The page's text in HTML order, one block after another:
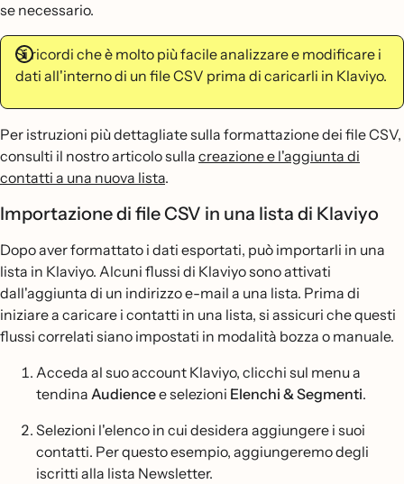
se necessario.
Si ricordi che è molto più facile analizzare e modificare i
dati all'interno di un file CSV prima di caricarli in Klaviyo.
Per istruzioni più dettagliate sulla formattazione dei file CSV,
consulti il nostro articolo sulla creazione e l'aggiunta di
contatti a una nuova lista.
Importazione di file CSV in una lista di Klaviyo
Dopo aver formattato i dati esportati, può importarli in una
lista in Klaviyo. Alcuni flussi di Klaviyo sono attivati
dall'aggiunta di un indirizzo e-mail a una lista. Prima di
iniziare a caricare i contatti in una lista, si assicuri che questi
flussi correlati siano impostati in modalità bozza o manuale.
Acceda al suo account Klaviyo, clicchi sul menu a
tendina Audiencee selezioni Elenchi & Segmenti.
Selezioni l'elenco in cui desidera aggiungere i suoi
contatti. Per questo esempio, aggiungeremo degli
iscritti alla lista Newsletter.